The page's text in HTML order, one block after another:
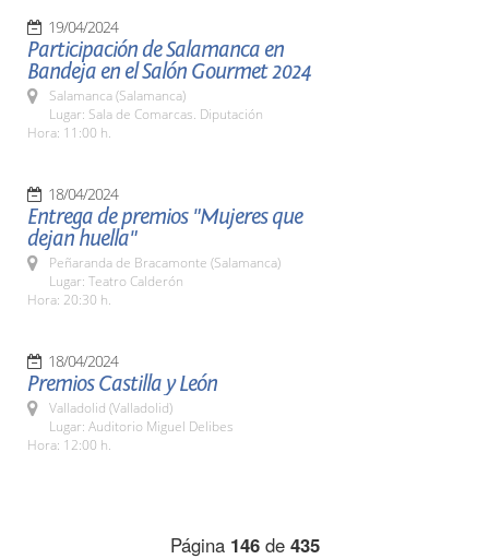
19/04/2024
Participación de Salamanca en
Bandeja en el Salón Gourmet 2024
Salamanca (Salamanca)
Lugar: Sala de Comarcas. Diputación
Hora: 11:00 h.
18/04/2024
Entrega de premios "Mujeres que
dejan huella"
Peñaranda de Bracamonte (Salamanca)
Lugar: Teatro Calderón
Hora: 20:30 h.
18/04/2024
Premios Castilla y León
Valladolid (Valladolid)
Lugar: Auditorio Miguel Delibes
Hora: 12:00 h.
Página 146de 435